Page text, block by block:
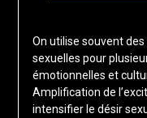
On utilise souvent
sexuelles pour
émotionnelles et
Amplification de
intensifier le désir